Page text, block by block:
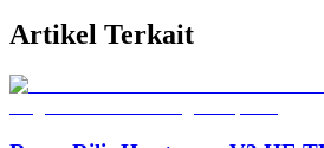
Artikel Terkait